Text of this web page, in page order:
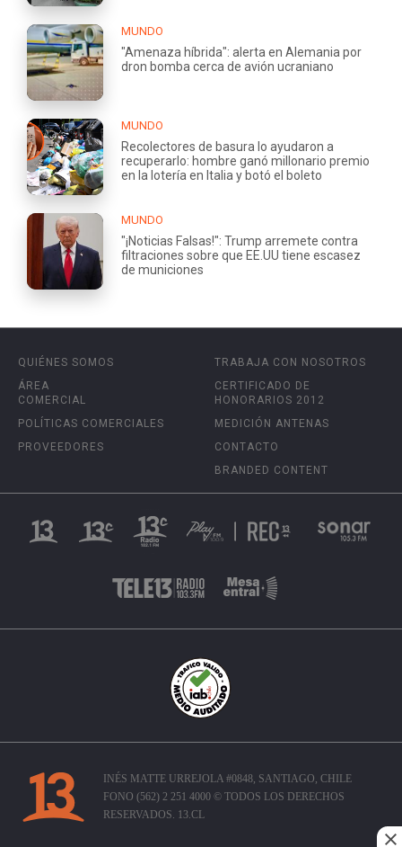
MUNDO
"Amenaza híbrida": alerta en Alemania por
dron bomba cerca de avión ucraniano
MUNDO
Recolectores de basura lo ayudaron a
recuperarlo: hombre ganó millonario premio
en la lotería en Italia y botó el boleto
MUNDO
"¡Noticias Falsas!": Trump arremete contra
filtraciones sobre que EE.UU tiene escasez
de municiones
QUIÉNES SOMOS
ÁREA
COMERCIAL
POLÍTICAS COMERCIALES
PROVEEDORES
TRABAJA CON NOSOTROS
CERTIFICADO DE
HONORARIOS 2012
MEDICIÓN ANTENAS
CONTACTO
BRANDED CONTENT
INÉS MATTE URREJOLA #0848, SANTIAGO, CHILE
FONO (562) 2 251 4000 © TODOS LOS DERECHOS
RESERVADOS. 13.CL